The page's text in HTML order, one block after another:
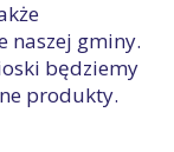
naszej gminy.
będziemy
produkty.